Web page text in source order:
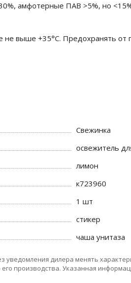
амфотерные ПАВ >5%, но
не выше +35°C. Предохранять от
Свежинка
освежитель
лимон
к723960
1 шт
стикер
чаша унитаза
уведомления дилера менять
производства. Указанная